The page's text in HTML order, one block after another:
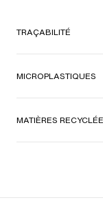
TRAÇABILITÉ
MICROPLASTIQUES
MATIÈRES